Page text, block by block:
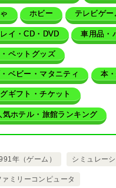
ホビー テレビゲー
イ・CD・DVD 車用品・
ペットグッズ
ベビー・マタニティ 本
ギフト・チケット
気ホテル・旅館ランキング
年（ゲーム） シミュレー
ァミリーコンピュータ